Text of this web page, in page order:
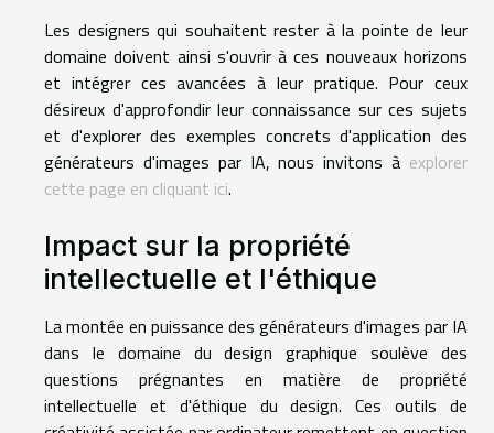
Les designers qui souhaitent rester à la pointe de leur
domaine doivent ainsi s'ouvrir à ces nouveaux horizons
et intégrer ces avancées à leur pratique. Pour ceux
désireux d'approfondir leur connaissance sur ces sujets
et d'explorer des exemples concrets d'application des
générateurs d'images par IA, nous invitons à explorer
cette page en cliquant ici.
Impact sur la propriété
intellectuelle et l'éthique
La montée en puissance des générateurs d'images par IA
dans le domaine du design graphique soulève des
questions prégnantes en matière de propriété
intellectuelle et d'éthique du design. Ces outils de